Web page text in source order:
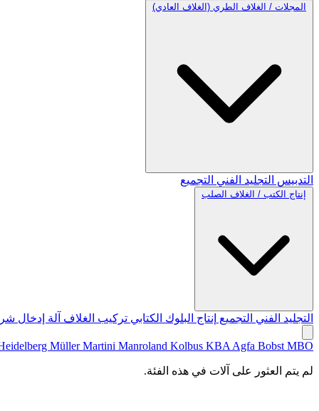
المجلات / الغلاف الطري (الغلاف العادي)
التدبيس التجليد الفني التجميع
إنتاج الكتب / الغلاف الصلب
التجليد الفني التجميع إنتاج البلوك الكتابي تركيب الغلاف آلة إدخال
Müller Martini Manroland Kolbus KBA Agfa Bobst MBO
لم يتم العثور على آلات في هذه الفئة.